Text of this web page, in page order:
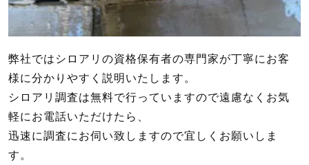
弊社ではシロアリの資格保有者の専門家が丁寧にお客
様に分かりやすく説明いたします。
シロアリ調査は無料で行っていますので遠慮なくお気
軽にお電話いただけたら、
迅速に調査にお伺い致しますので宜しくお願いしま
す。